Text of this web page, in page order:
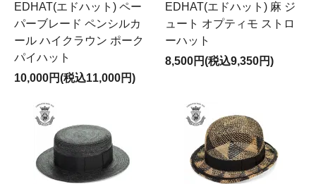
EDHAT(エドハット) ペー
パーブレード ペンシルカ
ール ハイクラウン ポーク
パイハット
10,000円(税込11,000円)
EDHAT(エドハット) 麻 ジ
ュート オプティモ ストロ
ーハット
8,500円(税込9,350円)